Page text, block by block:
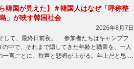
韓国が見えた】＃韓国人はなぜ「呼称整
」が映す韓国社会
2026年8月7日
て、最終日前夜。 参加者たちはキャンプフ
中で、それまで隠してきた年齢と職業を、一人
言ごとに、歓声と悲鳴が上がる。年上だと思 …